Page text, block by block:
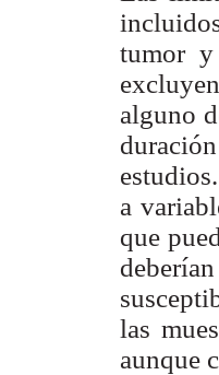
tumor y
alguno
a
que
las
aunque